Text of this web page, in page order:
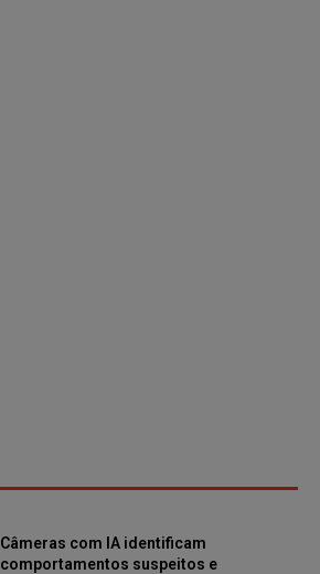
Câmeras com IA identificam
comportamentos suspeitos e